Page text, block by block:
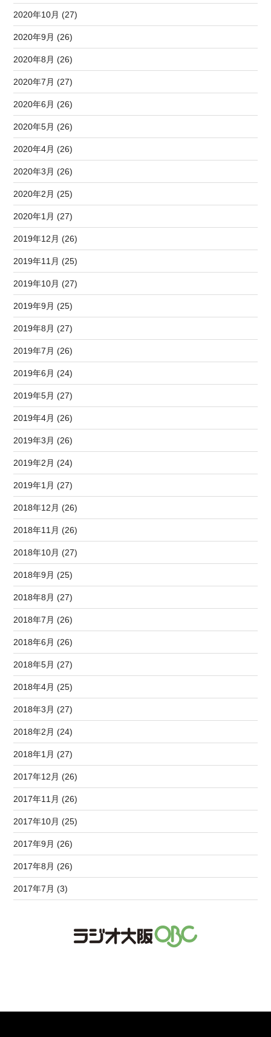
2020年10月 (27)
2020年9月 (26)
2020年8月 (26)
2020年7月 (27)
2020年6月 (26)
2020年5月 (26)
2020年4月 (26)
2020年3月 (26)
2020年2月 (25)
2020年1月 (27)
2019年12月 (26)
2019年11月 (25)
2019年10月 (27)
2019年9月 (25)
2019年8月 (27)
2019年7月 (26)
2019年6月 (24)
2019年5月 (27)
2019年4月 (26)
2019年3月 (26)
2019年2月 (24)
2019年1月 (27)
2018年12月 (26)
2018年11月 (26)
2018年10月 (27)
2018年9月 (25)
2018年8月 (27)
2018年7月 (26)
2018年6月 (26)
2018年5月 (27)
2018年4月 (25)
2018年3月 (27)
2018年2月 (24)
2018年1月 (27)
2017年12月 (26)
2017年11月 (26)
2017年10月 (25)
2017年9月 (26)
2017年8月 (26)
2017年7月 (3)